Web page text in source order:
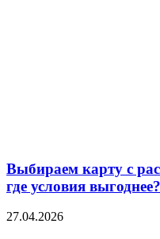
Выбираем карту с
где условия выгоднее?
27.04.2026